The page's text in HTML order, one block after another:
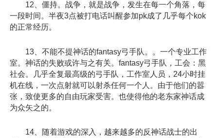
12、僵持。战争，就是战争，发生在每一个角落，每
一段时间。半夜3点被打电话叫醒参加pk成了几乎每个kok
的正常经历。
13、不能不提神话的fantasy弓手队。。一个专业工作
室。神话的失败或许与之有关。fantasy弓手队，工会：黑
社会。几乎全复最高级的弓手队，工作室人员，24小时挂
机在线，一次点射就可以射杀任何一个人。由于他们的嚣
张，致使更多的自由玩家受害。也使得他的老东家神话成
为众矢之的。
14、随着游戏的深入，越来越多的反神话战士的出